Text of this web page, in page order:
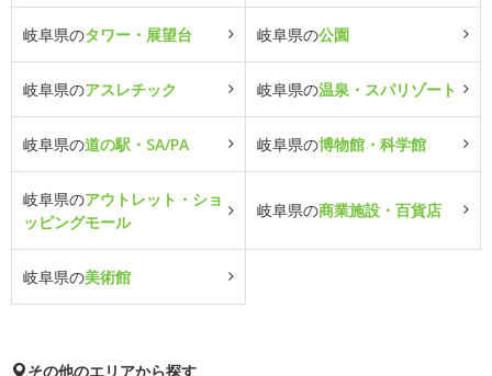
岐阜県のタワー・展望台 岐阜県の公園
岐阜県のアスレチック 岐阜県の温泉・スパリゾート
岐阜県の道の駅・SA/PA 岐阜県の博物館・科学館
岐阜県のアウトレット・ショ
ッピングモール
岐阜県の商業施設・百貨店
岐阜県の美術館
その他のエリアから探す